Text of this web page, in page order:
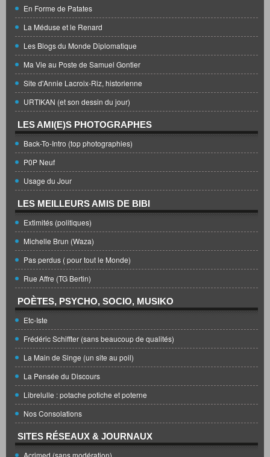
En Forme de Patates
La Méduse et le Renard
Les Blogs du Monde Diplomatique
Ma Vie au Poste de Samuel Gontier
Site d'Annie Lacroix-Riz, historienne
URTIKAN (et son dessin du jour)
LES AMI(E)S PHOTOGRAPHES
Back-To-Intro (top photographies)
P0P Neuf
Usage du Jour
LES MEILLEURS AMIS DE BIBI
Extimités (politiques)
Michelle Brun (Waza)
Pas perdus ( pour tout le Monde)
Rue Affre (TG Bertin)
POÈTES, PSYCHO, SOCIO, MUSIKO
Etc-Iste
Frédéric Schiffter (sans beaucoup de qualités)
La Main de Singe (un site au poil)
La Pensée du Discours
Librelulle : potache potiche et poterne
Nos Consolations
SITES RÉSEAUX & JOURNAUX
Acrimed (sans modération)